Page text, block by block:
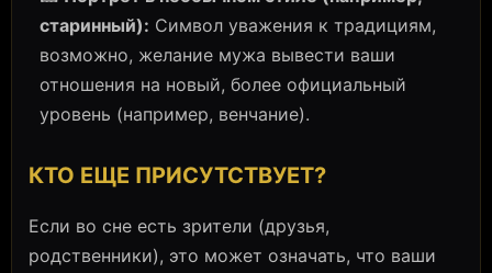
старинный): Символ уважения к традициям,
возможно, желание мужа вывести ваши
отношения на новый, более официальный
уровень (например, венчание).
КТО ЕЩЕ ПРИСУТСТВУЕТ?
Если во сне есть зрители (друзья,
родственники), это может означать, что ваши